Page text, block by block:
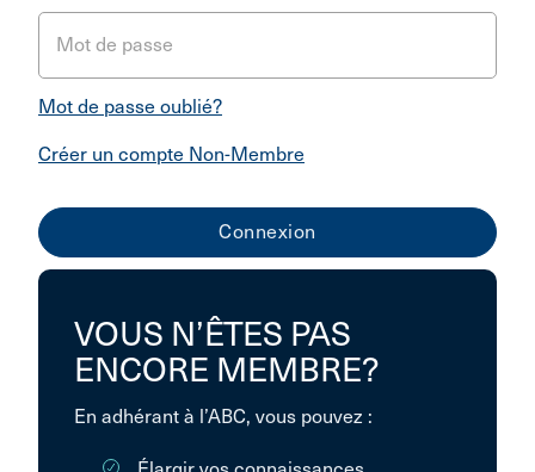
Mot de passe
Mot de passe oublié?
Créer un compte Non-Membre
VOUS N’ÊTES PAS
ENCORE MEMBRE?
En adhérant à l’ABC, vous pouvez :